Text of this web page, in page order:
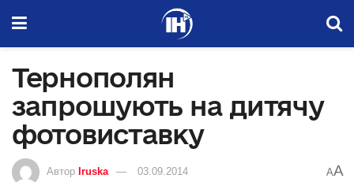
Тернополян
запрошують на дитячу
фотовиставку
Автор Iruska 03.09.2014 AA